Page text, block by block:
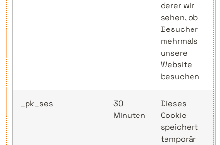
derer wir
sehen, ob
Besucher
mehrmals
unsere
Website
besuchen
_pk_ses
30
Minuten
Dieses
Cookie
speichert
temporär